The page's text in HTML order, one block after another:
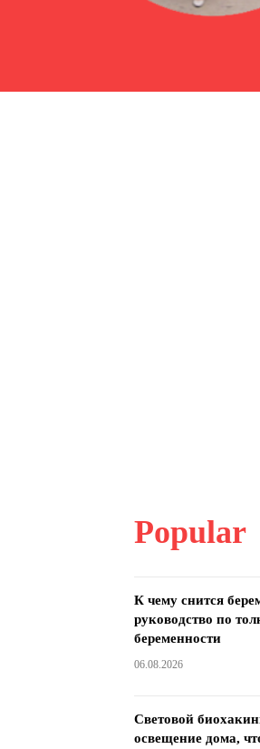
Popular
К чему снится
руководство по
беременности
06.08.2026
Световой
освещение дома,